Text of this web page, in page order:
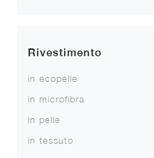
Rivestimento
in ecopelle
in microfibra
in pelle
in tessuto